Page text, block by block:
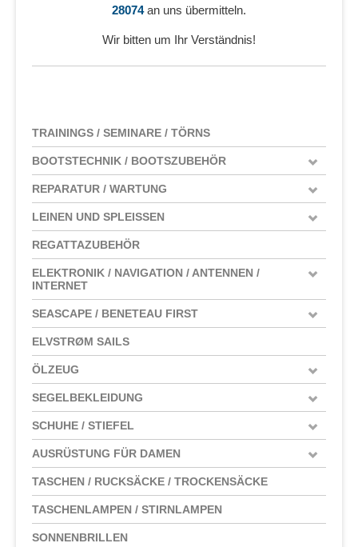
28074an uns übermitteln.
Wir bitten um Ihr Verständnis!
TRAININGS / SEMINARE / TÖRNS
BOOTSTECHNIK / BOOTSZUBEHÖR
REPARATUR / WARTUNG
LEINEN UND SPLEISSEN
REGATTAZUBEHÖR
ELEKTRONIK / NAVIGATION / ANTENNEN /
INTERNET
SEASCAPE / BENETEAU FIRST
ELVSTRØM SAILS
ÖLZEUG
SEGELBEKLEIDUNG
SCHUHE / STIEFEL
AUSRÜSTUNG FÜR DAMEN
TASCHEN / RUCKSÄCKE / TROCKENSÄCKE
TASCHENLAMPEN / STIRNLAMPEN
SONNENBRILLEN